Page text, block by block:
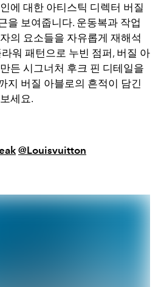
에 대한 아티스틱 디렉터 버질
을 보여줍니다. 운동복과 작업
의 요소들을 자유롭게 재해석
워 패턴으로 누빈 점퍼, 버질 아
든 시그너처 후크 핀 디테일을
지 버질 아블로의 흔적이 담긴
세요.
@Louisvuitton